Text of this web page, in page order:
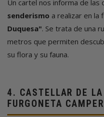
Un cartel nos informa de las
senderismo a realizar en la
Duquesa". Se trata de una
metros que permiten
su flora y su fauna.
4. CASTELLAR DE
FURGONETA